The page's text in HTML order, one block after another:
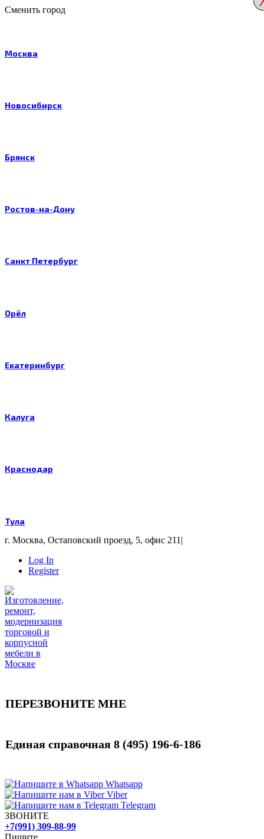
Сменить город
Москва
Новосибирск
Брянск
Ростов-на-Дону
Санкт Петербург
Орёл
Екатеринбург
Калуга
Краснодар
Тула
г. Москва, Остаповский проезд, 5, офис 211 |
Log In
Register
ПЕРЕЗВОНИТЕ МНЕ
Единая справочная 8 (495) 196-6-186
Whatsapp
Viber
Telegram
ЗВОНИТЕ
+7(991) 309-88-99
Пишите